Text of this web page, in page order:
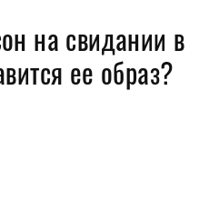
на свидании в
ее образ?